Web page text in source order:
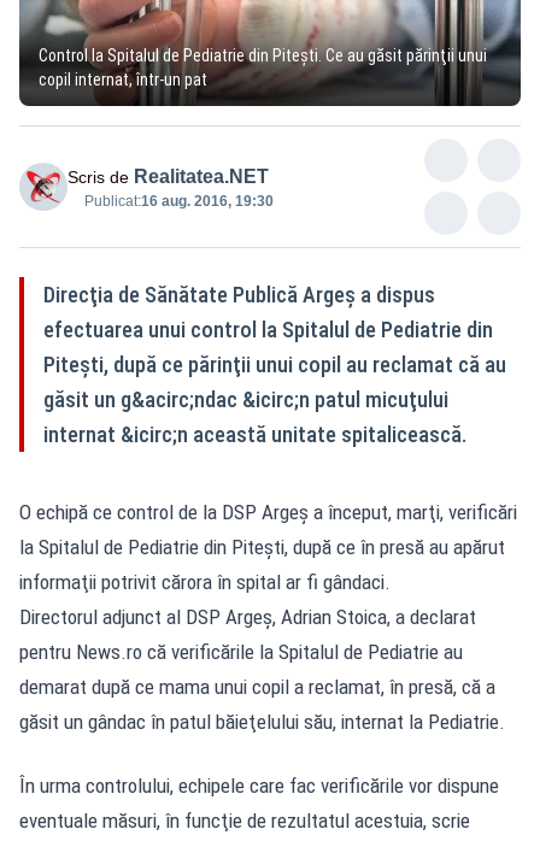
Control la Spitalul de Pediatrie din Piteşti. Ce au găsit părinţii unui
copil internat, într-un pat
Scris de Realitatea.NET
Publicat:16 aug. 2016, 19:30
Direcţia de Sănătate Publică Argeş a dispus
efectuarea unui control la Spitalul de Pediatrie din
Piteşti, după ce părinţii unui copil au reclamat că au
găsit un g&acirc;ndac &icirc;n patul micuţului
internat &icirc;n această unitate spitalicească.
O echipă ce control de la DSP Argeş a început, marţi, verificări
la Spitalul de Pediatrie din Piteşti, după ce în presă au apărut
informaţii potrivit cărora în spital ar fi gândaci.
Directorul adjunct al DSP Argeş, Adrian Stoica, a declarat
pentru News.ro că verificările la Spitalul de Pediatrie au
demarat după ce mama unui copil a reclamat, în presă, că a
găsit un gândac în patul băieţelului său, internat la Pediatrie.
În urma controlului, echipele care fac verificările vor dispune
eventuale măsuri, în funcţie de rezultatul acestuia, scrie